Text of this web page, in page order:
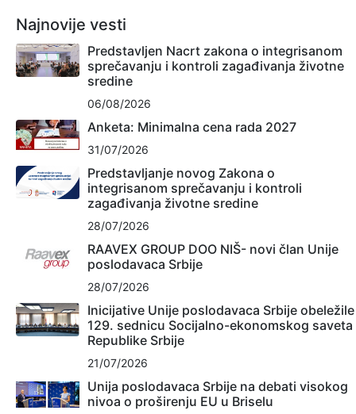
Najnovije vesti
Predstavljen Nacrt zakona o integrisanom
sprečavanju i kontroli zagađivanja životne
sredine
06/08/2026
Anketa: Minimalna cena rada 2027
31/07/2026
Predstavljanje novog Zakona o
integrisanom sprečavanju i kontroli
zagađivanja životne sredine
28/07/2026
RAAVEX GROUP DOO NIŠ- novi član Unije
poslodavaca Srbije
28/07/2026
Inicijative Unije poslodavaca Srbije obeležile
129. sednicu Socijalno-ekonomskog saveta
Republike Srbije
21/07/2026
Unija poslodavaca Srbije na debati visokog
nivoa o proširenju EU u Briselu